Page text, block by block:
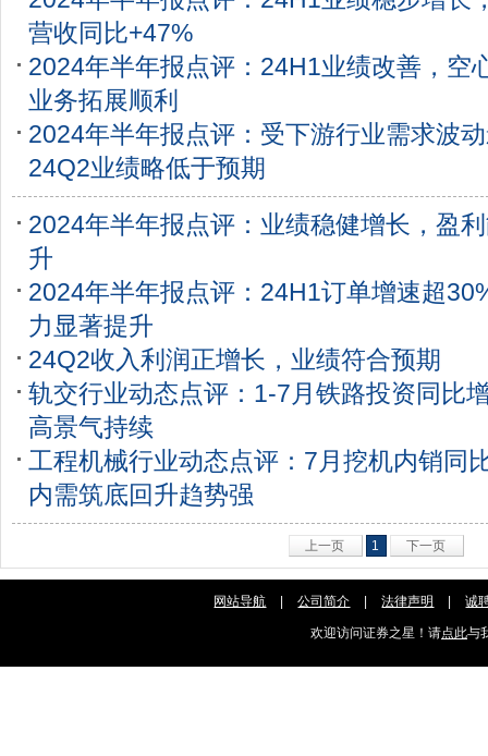
营收同比+47%
2024年半年报点评：24H1业绩改善，空
业务拓展顺利
2024年半年报点评：受下游行业需求波
24Q2业绩略低于预期
2024年半年报点评：业绩稳健增长，盈
升
2024年半年报点评：24H1订单增速超
力显著提升
24Q2收入利润正增长，业绩符合预期
轨交行业动态点评：1-7月铁路投资同比
高景气持续
工程机械行业动态点评：7月挖机内销同
内需筑底回升趋势强
上一页 1 下一页
网站导航 | 公司简介 | 法律声明 | 诚
欢迎访问证券之星！请点此与